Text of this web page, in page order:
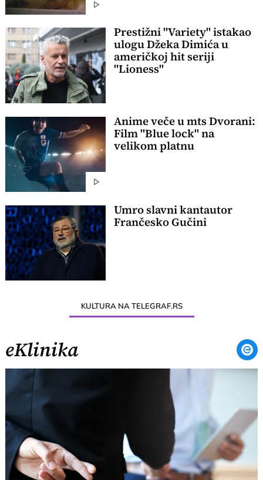
Prestižni "Variety" istakao
ulogu Džeka Dimića u
američkoj hit seriji
"Lioness"
Anime veče u mts Dvorani:
Film "Blue lock" na
velikom platnu
Umro slavni kantautor
Frančesko Gučini
KULTURA NA TELEGRAF.RS
eKlinika